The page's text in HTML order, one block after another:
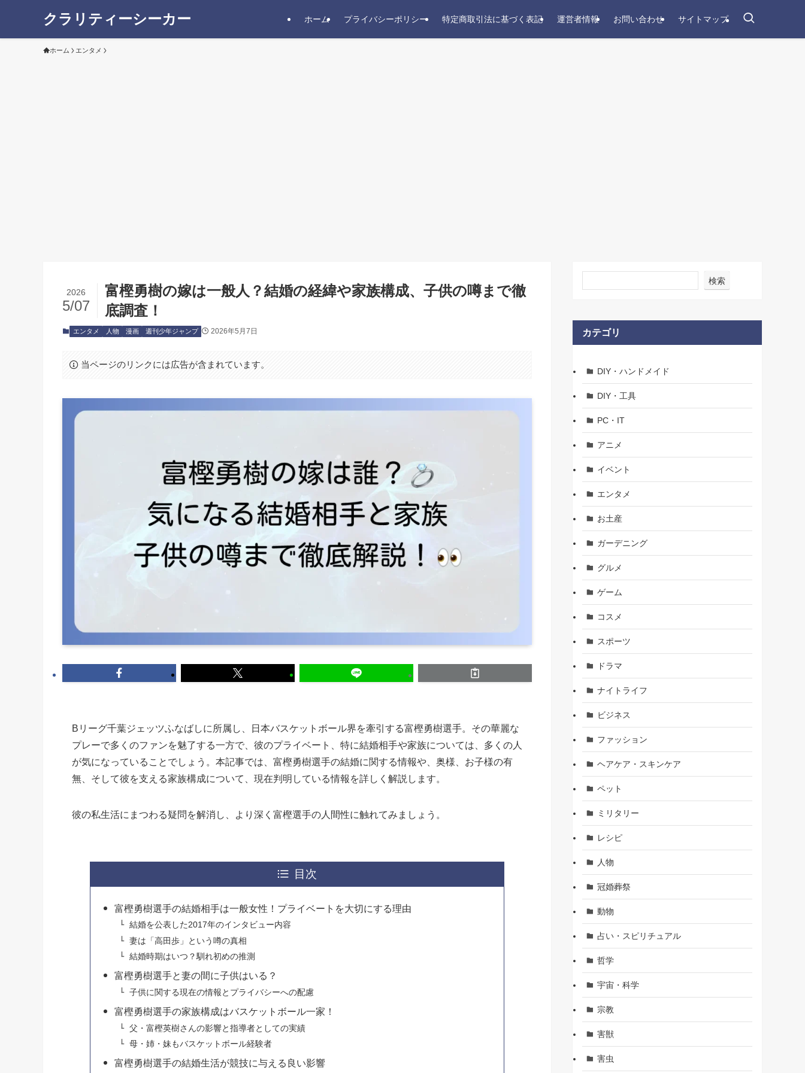
クラリティーシーカー ホーム プライバシーポリシー 特定商取引法に基づく表記 運営者情報 お問い合わせ サイトマップ
ホーム エンタメ
富樫勇樹の嫁は一般人？結婚の経緯や家族構成、子供の噂まで徹
底調査！
2026
5/07
エンタメ 人物 漫画 週刊少年ジャンプ 2026年5月7日
当ページのリンクには広告が含まれています。
Bリーグ千葉ジェッツふなばしに所属し、日本バスケットボール界を牽引する富樫勇樹選手。その華麗な
プレーで多くのファンを魅了する一方で、彼のプライベート、特に結婚相手や家族については、多くの人
が気になっていることでしょう。本記事では、富樫勇樹選手の結婚に関する情報や、奥様、お子様の有
無、そして彼を支える家族構成について、現在判明している情報を詳しく解説します。
彼の私生活にまつわる疑問を解消し、より深く富樫選手の人間性に触れてみましょう。
目次
富樫勇樹選手の結婚相手は一般女性！プライベートを大切にする理由
結婚を公表した2017年のインタビュー内容
妻は「高田歩」という噂の真相
結婚時期はいつ？馴れ初めの推測
富樫勇樹選手と妻の間に子供はいる？
子供に関する現在の情報とプライバシーへの配慮
富樫勇樹選手の家族構成はバスケットボール一家！
父・富樫英樹さんの影響と指導者としての実績
母・姉・妹もバスケットボール経験者
富樫勇樹選手の結婚生活が競技に与える良い影響
検索
カテゴリ
DIY・ハンドメイド
DIY・工具
PC・IT
アニメ
イベント
エンタメ
お土産
ガーデニング
グルメ
ゲーム
コスメ
スポーツ
ドラマ
ナイトライフ
ビジネス
ファッション
ヘアケア・スキンケア
ペット
ミリタリー
レシピ
人物
冠婚葬祭
動物
占い・スピリチュアル
哲学
宇宙・科学
宗教
害獣
害虫